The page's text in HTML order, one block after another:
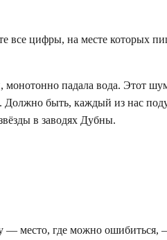
все цифры, на месте которых
монотонно падала вода. Этот
быть, каждый из нас
в заводях Дубны.
— место, где можно ошибиться,